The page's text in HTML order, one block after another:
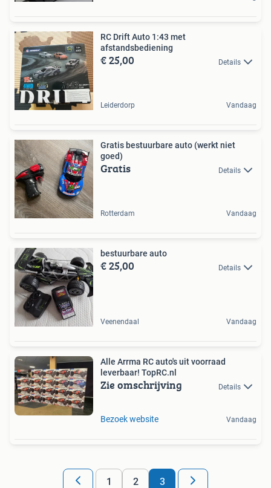
RC Drift Auto 1:43 met
afstandsbediening
€ 25,00 Details
Leiderdorp Vandaag
Gratis bestuurbare auto (werkt niet
goed)
Gratis Details
Rotterdam Vandaag
bestuurbare auto
€ 25,00 Details
Veenendaal Vandaag
Alle Arrma RC auto's uit voorraad
leverbaar! TopRC.nl
Zie omschrijving Details
Bezoek website Vandaag
1 2 3